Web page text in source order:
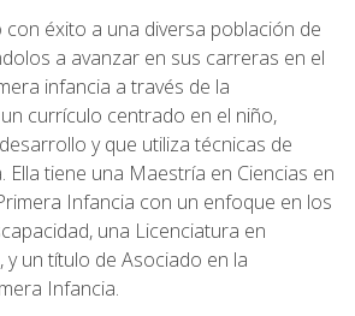
éxito a una diversa población de
a avanzar en sus carreras en el
infancia a través de la
currículo centrado en el niño,
y que utiliza técnicas de
Ella tiene una Maestría en Ciencias en
Infancia con un enfoque en los
una Licenciatura en
y un título de Asociado en la
Infancia.